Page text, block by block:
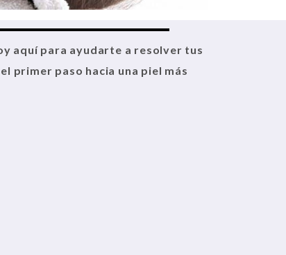
aquí para ayudarte a resolver tus
primer paso hacia una piel más